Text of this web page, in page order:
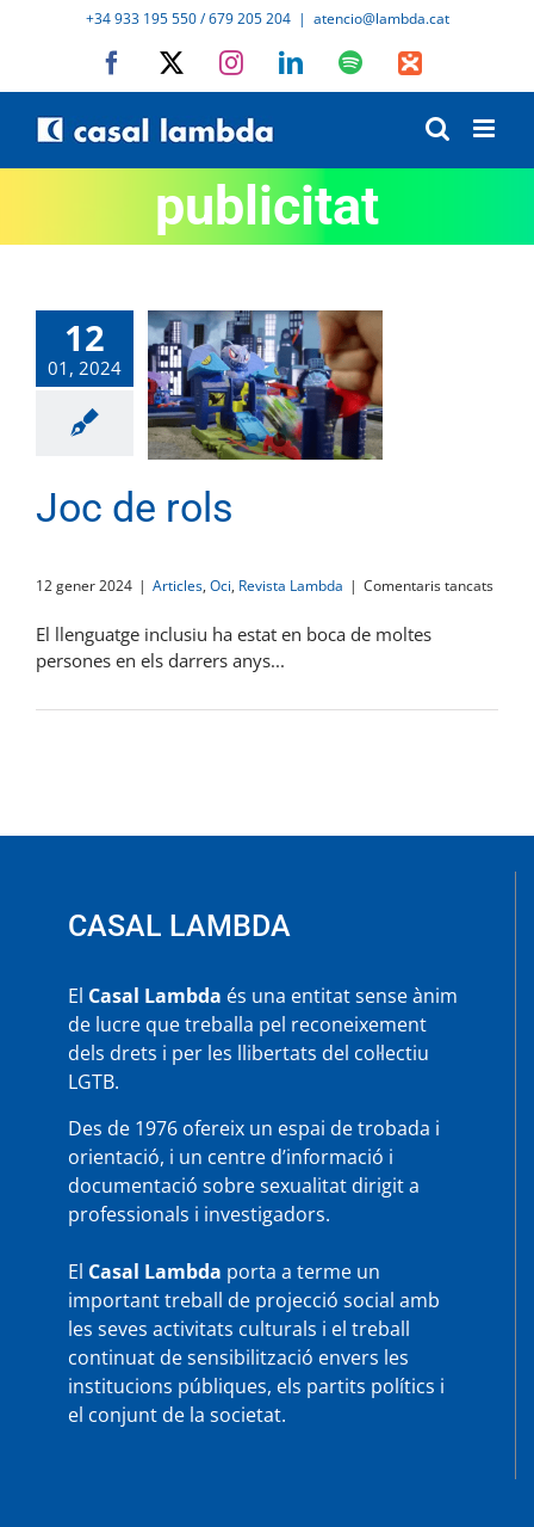
+34 933 195 550 / 679 205 204 | atencio@lambda.cat
Facebook InstagramLinkedInSpotifyIVoox
publicitat
12
01, 2024
Joc de rols
12 gener 2024 | Articles, Oci, Revista Lambda | Comentaris tancatsa
El llenguatge inclusiu ha estat en boca de moltes
persones en els darrers anys...
CASAL LAMBDA
El Casal Lambda és una entitat sense ànim
de lucre que treballa pel reconeixement
dels drets i per les llibertats del col·lectiu
LGTB.
Des de 1976 ofereix un espai de trobada i
orientació, i un centre d’informació i
documentació sobre sexualitat dirigit a
professionals i investigadors.
El Casal Lambda porta a terme un
important treball de projecció social amb
les seves activitats culturals i el treball
continuat de sensibilització envers les
institucions públiques, els partits polítics i
el conjunt de la societat.